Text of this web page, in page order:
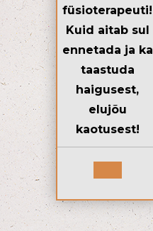
füsioterapeuti!
Kuid aitab sul
ennetada ja ka
taastuda
haigusest,
elujõu
kaotusest!